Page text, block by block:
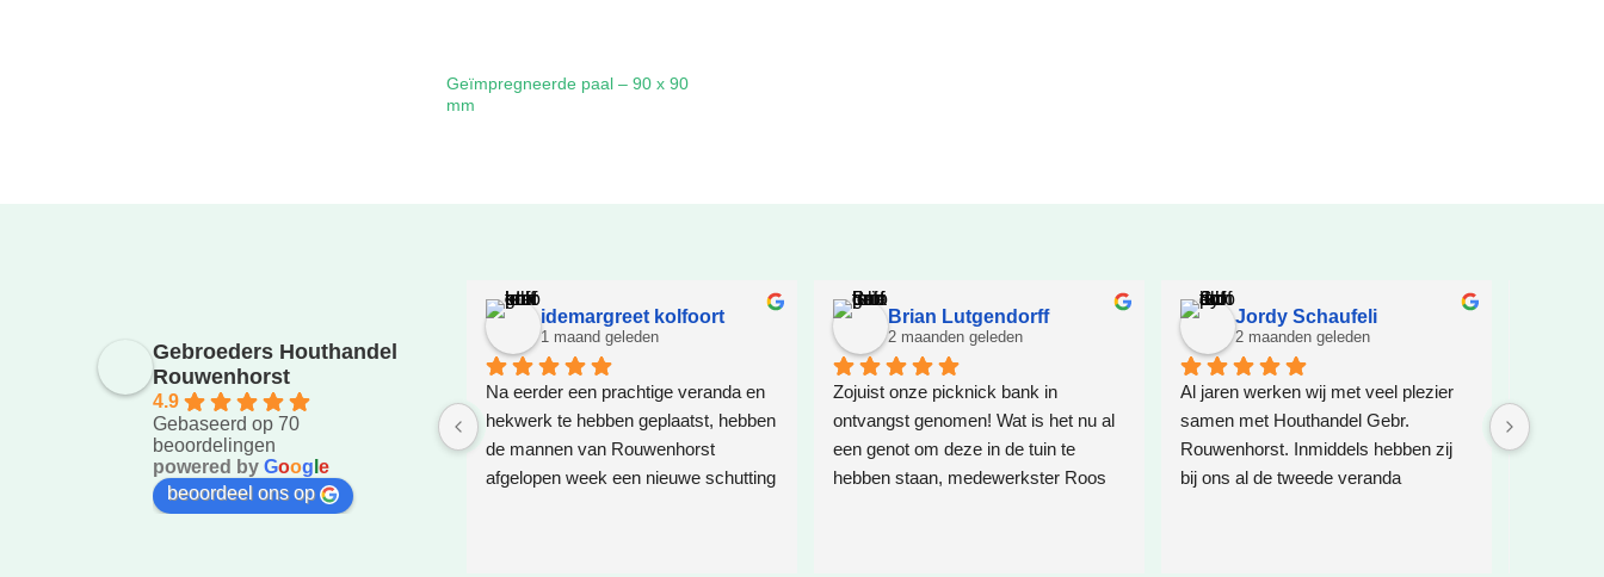
Geïmpregneerde paal – 90 x 90
mm
Gebroeders Houthandel
Rouwenhorst
4.9
Gebaseerd op 70
beoordelingen
powered by Goog e
beoordeel ons op
idemargreet kolfoort
1 maand geleden
Na eerder een prachtige veranda en
hekwerk te hebben geplaatst, hebben
de mannen van Rouwenhorst
afgelopen week een nieuwe schutting
Brian Lutgendorff
2 maanden geleden
Zojuist onze picknick bank in
ontvangst genomen! Wat is het nu al
een genot om deze in de tuin te
hebben staan, medewerkster Roos
Jordy Schaufeli
2 maanden geleden
Al jaren werken wij met veel plezier
samen met Houthandel Gebr.
Rouwenhorst. Inmiddels hebben zij
bij ons al de tweede veranda
mee.